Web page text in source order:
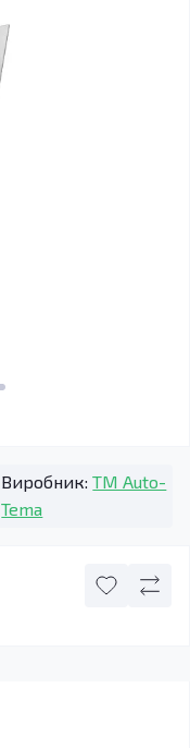
Виробник: TM Auto-
Tema